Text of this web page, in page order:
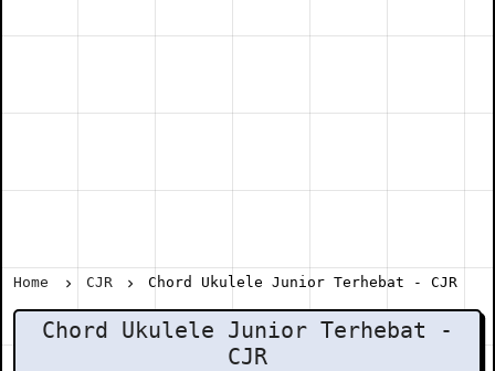
Home CJR Chord Ukulele Junior Terhebat - CJR
Chord Ukulele Junior Terhebat -
CJR